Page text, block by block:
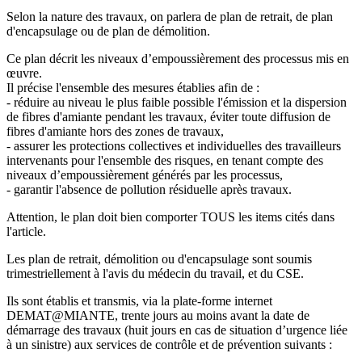
Selon la nature des travaux, on parlera de plan de retrait, de plan
d'encapsulage ou de plan de démolition.
Ce plan décrit les niveaux d’empoussièrement des processus mis en
œuvre.
Il précise l'ensemble des mesures établies afin de :
- réduire au niveau le plus faible possible l'émission et la dispersion
de fibres d'amiante pendant les travaux, éviter toute diffusion de
fibres d'amiante hors des zones de travaux,
- assurer les protections collectives et individuelles des travailleurs
intervenants pour l'ensemble des risques, en tenant compte des
niveaux d’empoussièrement générés par les processus,
- garantir l'absence de pollution résiduelle après travaux.
Attention, le plan doit bien comporter TOUS les items cités dans
l'article.
Les plan de retrait, démolition ou d'encapsulage sont soumis
trimestriellement à l'avis du médecin du travail, et du CSE.
Ils sont établis et transmis, via la plate-forme internet
DEMAT@MIANTE, trente jours au moins avant la date de
démarrage des travaux (huit jours en cas de situation d’urgence liée
à un sinistre) aux services de contrôle et de prévention suivants :